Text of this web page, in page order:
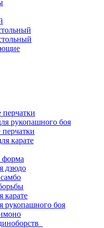
перчатки
рукопашного боя
карате
форма
дзюдо
карате
рукопашного боя